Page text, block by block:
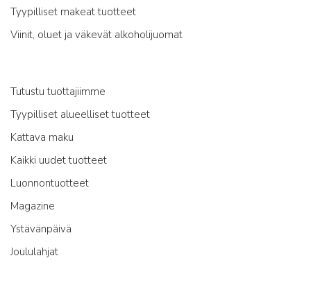
Tyypilliset makeat tuotteet
Viinit, oluet ja väkevät alkoholijuomat
Tutustu tuottajiimme
Tyypilliset alueelliset tuotteet
Kattava maku
Kaikki uudet tuotteet
Luonnontuotteet
Magazine
Ystävänpäivä
Joululahjat